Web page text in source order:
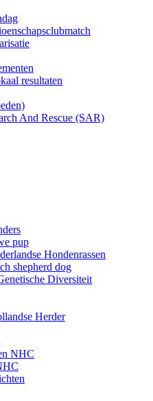
resultaten
And Rescue (SAR)
pup
Hondenrassen
shepherd dog
Diversiteit
Herder
NHC